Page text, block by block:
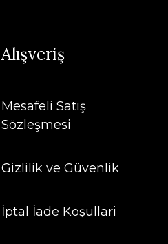
Alışveriş
Mesafeli Satış
Sözleşmesi
Gizlilik ve Güvenlik
İptal İade Koşullari